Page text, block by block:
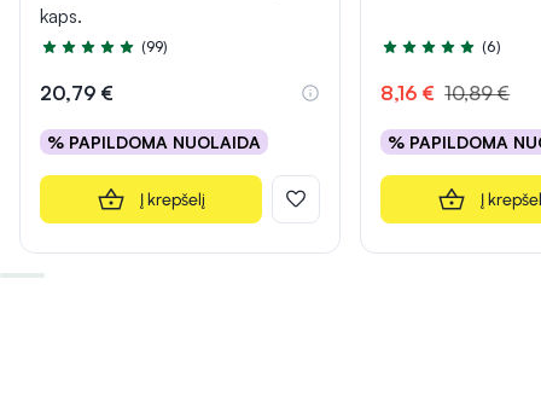
kaps.
Įvertinimas 4.9 iš 5
(99)
20,79 €
% PAPILDOMA NUOLAIDA
Į krepšelį
Įvertinimas 4.7 iš 5
(6)
8,16 € 10,89 €
% PAPILDOMA
Į